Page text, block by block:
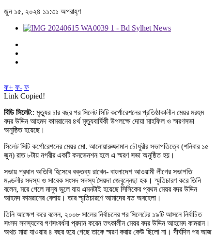
জুন ১৫, ২০২৪ ১১:৩১ অপরাহ্ণ
ফ+ ফ- ফ
Link Copied!
বিডি সিলেট:: মৃত্যুর চার বছর পর সিলেট সিটি কর্পোরেশনের প্রতিষ্ঠাকালীন মেয়র মরহুম
বদর উদ্দিন আহমদ কামরানের ৪র্থ মৃত্যুবার্ষিকী উপলক্ষে দোয়া মাহফিল ও স্মরণসভা
অনুষ্ঠিত হয়েছে।
সিলেট সিটি কর্পোরেশনের মেয়র মো. আনোয়ারুজ্জামান চৌধুরীর সভাপতিত্বে (শনিবার ১৫
জুন) রাত ৮টায় নগরীর একটি কনভেনশন হলে এ স্মরণ সভা অনুষ্ঠিত হয়।
সভায় প্রধান অতিথি হিসেবে বক্তব্য রাখেন- বাংলাদেশ আওয়ামী লীগের সভাপতি
মণ্ডলীর সদস্য ও সাবেক সংসদ সদস্য সৈয়দা জেবুন্নেছা হক। স্মৃতিচারণ করে তিনি
বলেন, মরে গেলে মানুষ ভুলে যায় এমনটাই হয়েছে সিসিকের প্রথম মেয়র বদর উদ্দিন
আহমদ কামরানের বেলায়। তার স্মৃতিচারণে আমাদের যত অবহেলা।
তিনি আক্ষেপ করে বলেন, ২০০৮ সালের নির্বাচনের পর সিলেটের ১৯টি আসনে নির্বাচিত
সংসদ সদস্যদের গণসংবর্ধনা প্রদান করেন তৎকালীন মেয়র বদর উদ্দিন আহমেদ কামরান।
অথচ মারা যাওয়ার ৪ বছর হয়ে গেছে তাকে স্মরণ করার কেউ ছিলো না। দীর্ঘদিন পর আজ